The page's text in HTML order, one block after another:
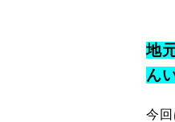
地
ん
今